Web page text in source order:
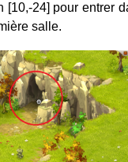
[10,-24] pour entrer
salle.